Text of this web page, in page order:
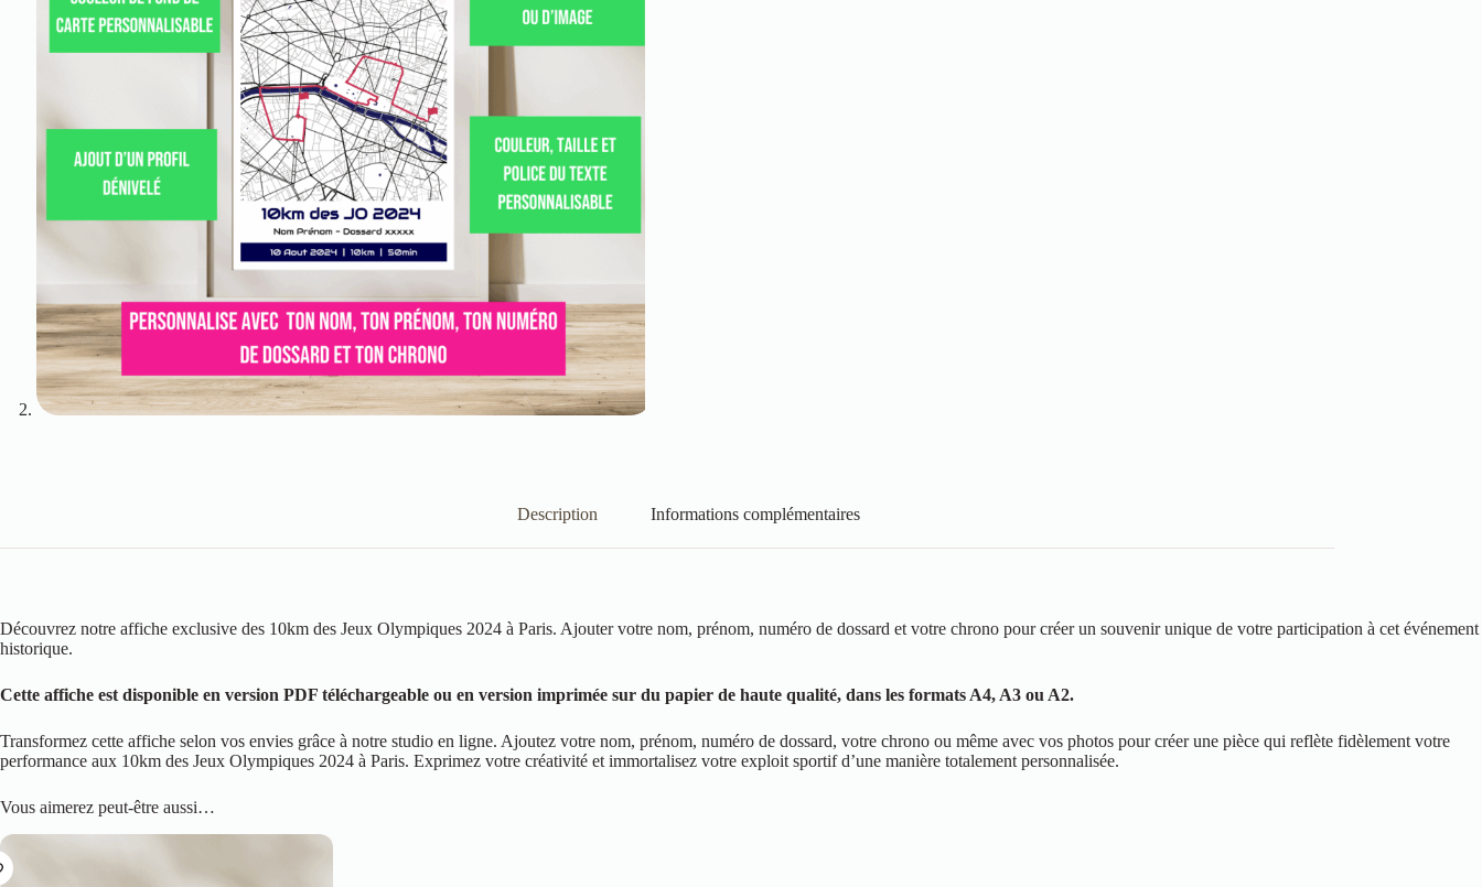
Description Informations complémentaires
Découvrez notre affiche exclusive des 10km des Jeux Olympiques 2024 à Paris. Ajouter votre nom, prénom, numéro de dossard et votre chrono pour créer un souvenir unique de votre participation à cet événement
historique.
Cette affiche est disponible en version PDF téléchargeable ou en version imprimée sur du papier de haute qualité, dans les formats A4, A3 ou A2.
Transformez cette affiche selon vos envies grâce à notre studio en ligne. Ajoutez votre nom, prénom, numéro de dossard, votre chrono ou même avec vos photos pour créer une pièce qui reflète fidèlement votre
performance aux 10km des Jeux Olympiques 2024 à Paris. Exprimez votre créativité et immortalisez votre exploit sportif d’une manière totalement personnalisée.
Vous aimerez peut-être aussi…